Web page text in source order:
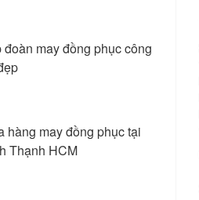
đoàn may đồng phục công
hàng may đồng phục tại
Thạnh HCM